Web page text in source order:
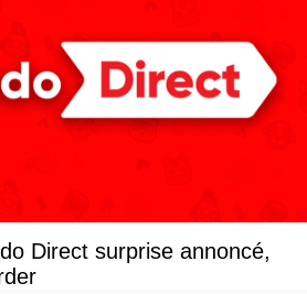
Direct surprise annoncé,